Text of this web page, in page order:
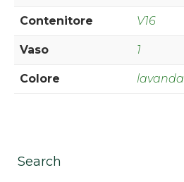
Contenitore V16
Vaso 1
Colore lavanda
Search